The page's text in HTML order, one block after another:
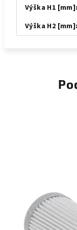
Výška H1 [mm]:
Výška H2 [mm]: